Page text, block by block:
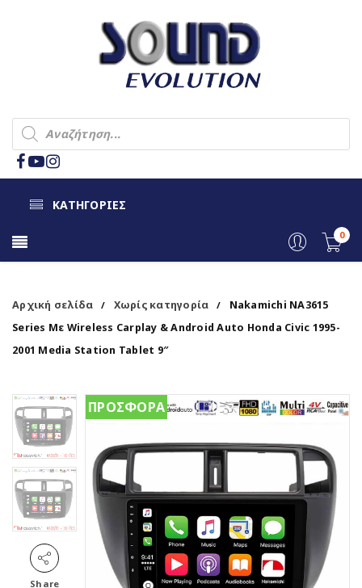
ΚΑΤΗΓΟΡΙΕΣ
0
Αρχική σελίδα / Χωρίς κατηγορία /
Nakamichi NA3615
Series Με Wireless Carplay & Android Auto Honda Civic 1995-
2001 Media Station Tablet 9″
Share
ΠΡΟΣΦΟΡΑ